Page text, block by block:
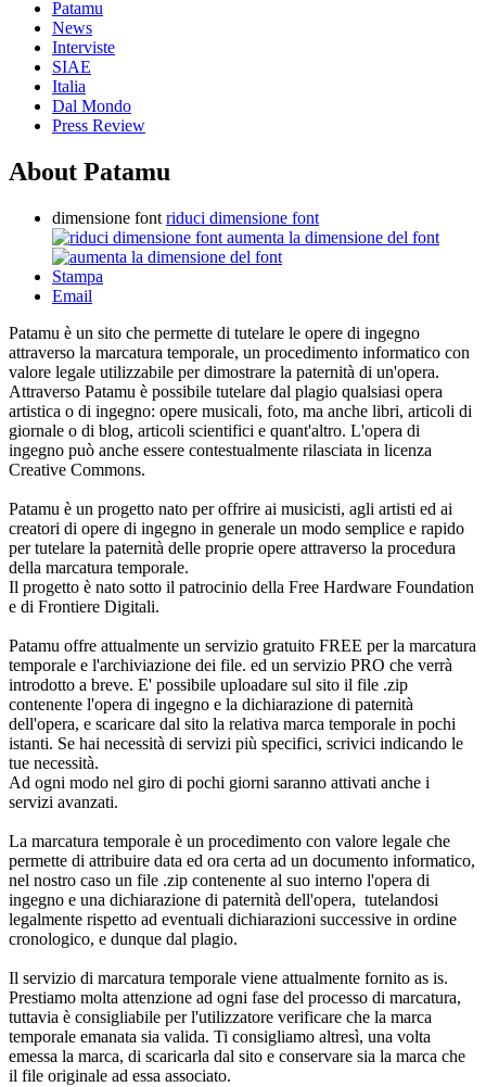
Patamu
News
Interviste
SIAE
Italia
Dal Mondo
Press Review
About Patamu
dimensione font riduci dimensione font
aumenta la dimensione del font
Stampa
Email
Patamu è un sito che permette di tutelare le opere di ingegno
attraverso la marcatura temporale, un procedimento informatico con
valore legale utilizzabile per dimostrare la paternità di un'opera.
Attraverso Patamu è possibile tutelare dal plagio qualsiasi opera
artistica o di ingegno: opere musicali, foto, ma anche libri, articoli di
giornale o di blog, articoli scientifici e quant'altro. L'opera di
ingegno può anche essere contestualmente rilasciata in licenza
Creative Commons.
Patamu è un progetto nato per offrire ai musicisti, agli artisti ed ai
creatori di opere di ingegno in generale un modo semplice e rapido
per tutelare la paternità delle proprie opere attraverso la procedura
della marcatura temporale.
Il progetto è nato sotto il patrocinio della Free Hardware Foundation
e di Frontiere Digitali.
Patamu offre attualmente un servizio gratuito FREE per la marcatura
temporale e l'archiviazione dei file. ed un servizio PRO che verrà
introdotto a breve. E' possibile uploadare sul sito il file .zip
contenente l'opera di ingegno e la dichiarazione di paternità
dell'opera, e scaricare dal sito la relativa marca temporale in pochi
istanti. Se hai necessità di servizi più specifici, scrivici indicando le
tue necessità.
Ad ogni modo nel giro di pochi giorni saranno attivati anche i
servizi avanzati.
La marcatura temporale è un procedimento con valore legale che
permette di attribuire data ed ora certa ad un documento informatico,
nel nostro caso un file .zip contenente al suo interno l'opera di
ingegno e una dichiarazione di paternità dell'opera, tutelandosi
legalmente rispetto ad eventuali dichiarazioni successive in ordine
cronologico, e dunque dal plagio.
Il servizio di marcatura temporale viene attualmente fornito as is.
Prestiamo molta attenzione ad ogni fase del processo di marcatura,
tuttavia è consigliabile per l'utilizzatore verificare che la marca
temporale emanata sia valida. Ti consigliamo altresì, una volta
emessa la marca, di scaricarla dal sito e conservare sia la marca che
il file originale ad essa associato.